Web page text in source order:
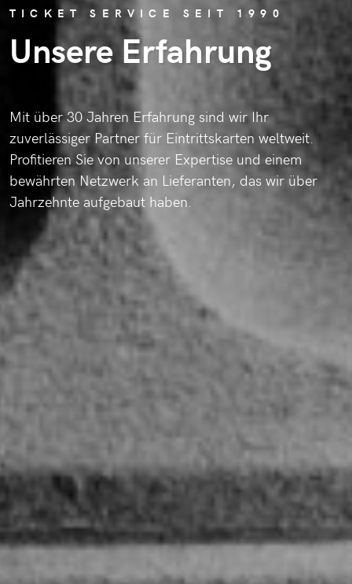
TICKET SERVICE SEIT 1990
Unsere Erfahrung
Mit über 30 Jahren Erfahrung sind wir Ihr
zuverlässiger Partner für Eintrittskarten weltweit.
Profitieren Sie von unserer Expertise und einem
bewährten Netzwerk an Lieferanten, das wir über
Jahrzehnte aufgebaut haben.